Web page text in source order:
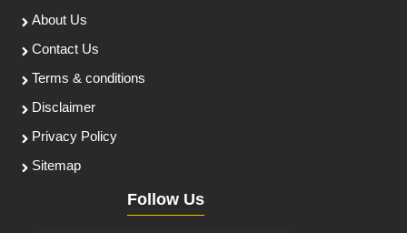
About Us
Contact Us
Terms & conditions
Disclaimer
Privacy Policy
Sitemap
Follow Us